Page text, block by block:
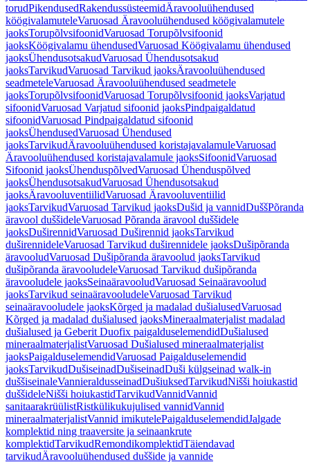
torudPikendusedRakendussüsteemidÄravooluühendused
köögivalamuteleVaruosad Äravooluühendused köögivalamutele
jaoksTorupõlvsifoonidVaruosad Torupõlvsifoonid
jaoksKöögivalamu ühendusedVaruosad Köögivalamu ühendused
jaoksÜhendusotsakudVaruosad Ühendusotsakud
jaoksTarvikudVaruosad Tarvikud jaoksÄravooluühendused
seadmeteleVaruosad Äravooluühendused seadmetele
jaoksTorupõlvsifoonidVaruosad Torupõlvsifoonid jaoksVarjatud
sifoonidVaruosad Varjatud sifoonid jaoksPindpaigaldatud
sifoonidVaruosad Pindpaigaldatud sifoonid
jaoksÜhendusedVaruosad Ühendused
jaoksTarvikudÄravooluühendused koristajavalamuleVaruosad
Äravooluühendused koristajavalamule jaoksSifoonidVaruosad
Sifoonid jaoksÜhenduspõlvedVaruosad Ühenduspõlved
jaoksÜhendusotsakudVaruosad Ühendusotsakud
jaoksÄravooluventiilidVaruosad Äravooluventiilid
jaoksTarvikudVaruosad Tarvikud jaoksDušid ja vannidDuššPõranda
äravool duššideleVaruosad Põranda äravool duššidele
jaoksDuširennidVaruosad Duširennid jaoksTarvikud
duširennideleVaruosad Tarvikud duširennidele jaoksDušipõranda
äravooludVaruosad Dušipõranda äravoolud jaoksTarvikud
dušipõranda äravooludeleVaruosad Tarvikud dušipõranda
äravooludele jaoksSeinaäravooludVaruosad Seinaäravoolud
jaoksTarvikud seinaäravooludeleVaruosad Tarvikud
seinaäravooludele jaoksKõrged ja madalad dušialusedVaruosad
Kõrged ja madalad dušialused jaoksMineraalmaterjalist madalad
dušialused ja Geberit Duofix paigalduselemendidDušialused
mineraalmaterjalistVaruosad Dušialused mineraalmaterjalist
jaoksPaigalduselemendidVaruosad Paigalduselemendid
jaoksTarvikudDušiseinadDušiseinadDuši külgseinad walk-in
duššiseinaleVannieraldusseinadDušiuksedTarvikudNišši hoiukastid
duššideleNišši hoiukastidTarvikudVannidVannid
sanitaarakrüülistRistkülikukujulised vannidVannid
mineraalmaterjalistVannid imikutelePaigalduselemendidJalgade
komplektid ning traaversite ja seinaankrute
komplektidTarvikudRemondikomplektidTäiendavad
tarvikudÄravooluühendused duššide ja vannide